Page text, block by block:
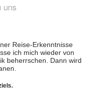
uns
Reise-Erkenntnisse
ich mich wieder von
beherrschen. Dann wird